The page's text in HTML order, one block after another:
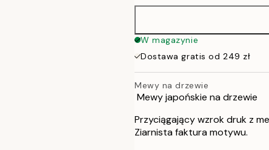
50x70 cm
W magazynie
Dostawa gratis od 249 zł
Mewy na drzewie
Mewy japońskie na drzewie
Przyciągający wzrok druk z
Ziarnista faktura motywu.